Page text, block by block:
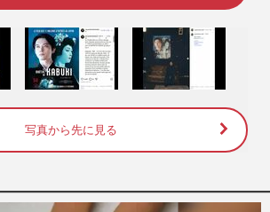
写真から先に見る